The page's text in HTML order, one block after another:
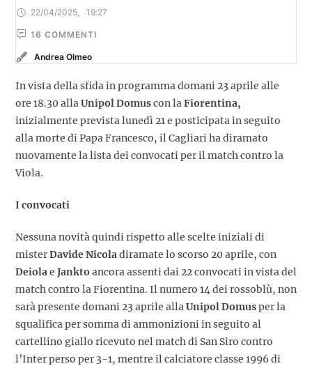
22/04/2025 19:27
16 COMMENTI
Andrea Olmeo
In vista della sfida in programma domani 23 aprile alle
ore 18.30 allaUnipol Domuscon laFiorentina,
inizialmente prevista lunedì 21 e posticipata in seguito
alla morte di Papa Francesco, il Cagliari ha diramato
nuovamente la lista dei convocati per il match contro la
Viola.
I convocati
Nessuna novità quindi rispetto alle scelte iniziali di
misterDavide Nicoladiramate lo scorso 20 aprile, con
Deiolae Jankto ancora assenti dai 22 convocati in vista del
match contro la Fiorentina. Il numero 14 dei rossoblù, non
sarà presente domani 23 aprile allaUnipol Domusper la
squalifica per somma di ammonizioni in seguito al
cartellino giallo ricevuto nel match di San Siro contro
l’Inter perso per 3-1, mentre il calciatore classe 1996 di